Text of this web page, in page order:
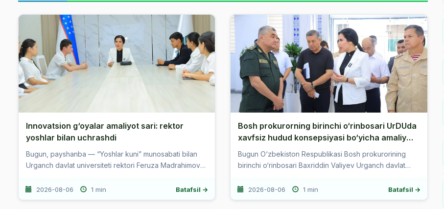
Innovatsion g‘oyalar amaliyot sari: rektor
yoshlar bilan uchrashdi
Bugun, payshanba — “Yoshlar kuni” munosabati bilan
Urganch davlat universiteti rektori Feruza Madrahimova
yoshlari bilan uchrash...
2026-08-06 1 min Batafsil →
Bosh prokurorning birinchi o‘rinbosari UrDUda
xavfsiz hudud konsepsiyasi bo‘yicha amaliy
ishlar bilan tanishdi
Bugun O‘zbekiston Respublikasi Bosh prokurorining
birinchi o‘rinbosari Baxriddin Valiyev Urganch davlat
“Xavfsiz hudud &n...
2026-08-06 1 min Batafsil →